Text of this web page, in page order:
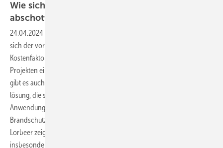
Wie sich Rohrdurchführungen wirtschaftlich
abschotten
24.04.2024
sich der vorbeugende Brandschutz zu einem erheblichen
Kostenfaktor entwickelt. Einer der Gründe dafür ist, dass in den
Projekten eine Vielzahl an Werkstoffen zum Einsatz kommt. Folglich
gibt es auch den Brandschutz betreffend nicht nur die eine Universal­
lösung, die sämtliche Anforderungen erfüllt. Vielmehr gilt es, jeden
Anwendungsfall einzeln zu betrachten und die
Brandschutzmaßnahmen gezielt darauf auszurichten. Gerhard
Lorbeer zeigt Möglichkeiten auf, wie Rohrdurchführungen
insbesondere bei Materialwechsel in Entwässerungssystemen